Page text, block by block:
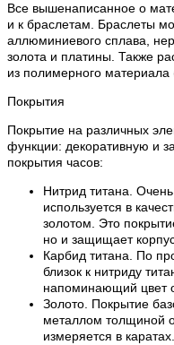
Все вышенаписанное о
и к браслетам. Браслеты
аллюминиевого сплава,
золота и платины. Также
из полимерного материала
Покрытия
Покрытие на различных
функции: декоративную и
покрытия часов:
Нитрид титана.
используется в
золотом. Это
но и защищает
Карбид титана. По
близок к нитриду
напоминающий цвет
Золото. Покрытие
металлом толщиной
измеряется в